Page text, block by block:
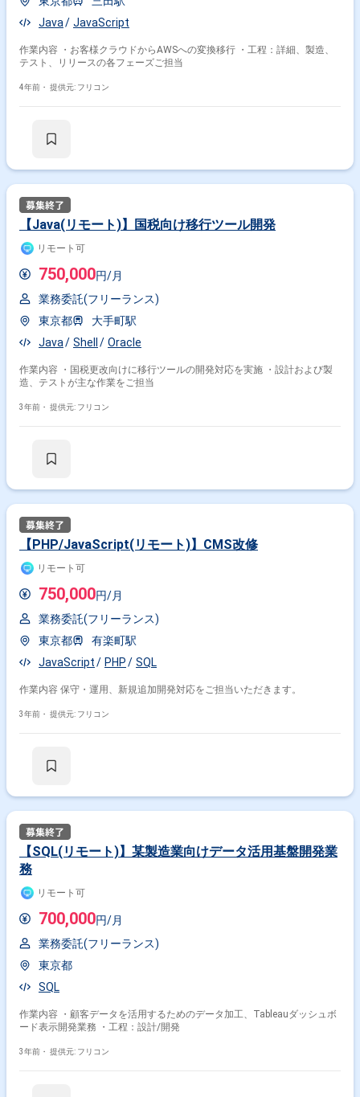
Java
JavaScript
作業内容 ・お客様クラウドからAWSへの変換移行 ・工程：詳細、製造、
テスト、リリースの各フェーズご担当
4年前・ 提供元: フリコン
【Java(リモート)】国税向け移行ツール開発
リモート可
750,000円/月
業務委託(フリーランス)
東京都
大手町駅
Java
Shell Oracle
作業内容 ・国税更改向けに移行ツールの開発対応を実施 ・設計および製
造、テストが主な作業をご担当
3年前・ 提供元: フリコン
【PHP/JavaScript(リモート)】CMS改修
リモート可
750,000円/月
業務委託(フリーランス)
東京都
有楽町駅
JavaScript
PHP SQL
作業内容 保守・運用、新規追加開発対応をご担当いただきます。
3年前・ 提供元: フリコン
【SQL(リモート)】某製造業向けデータ活用基盤開発業
務
リモート可
700,000円/月
業務委託(フリーランス)
東京都
SQL
作業内容 ・顧客データを活用するためのデータ加工、Tableauダッシュボ
ード表示開発業務 ・工程：設計/開発
3年前・ 提供元: フリコン